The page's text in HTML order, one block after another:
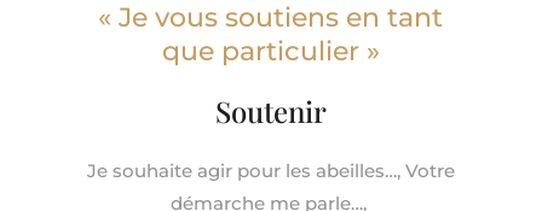
« Je vous soutiens en tant
que particulier »
Soutenir
Je souhaite agir pour les abeilles…, Votre
démarche me parle…,